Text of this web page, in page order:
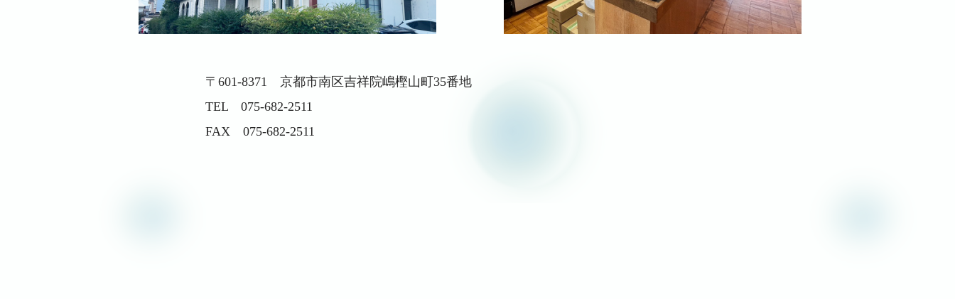
〒601-8371 京都市南区吉祥院嶋樫山町35番地
TEL 075-682-2511
FAX 075-682-2511